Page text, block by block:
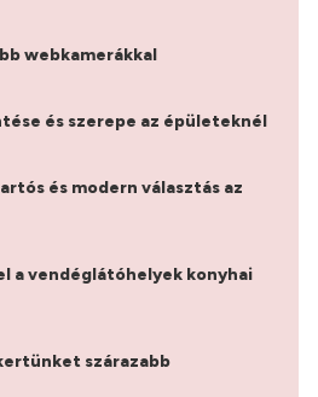
webkamerákkal
és szerepe az épületeknél
és modern választás az
a vendéglátóhelyek konyhai
szárazabb